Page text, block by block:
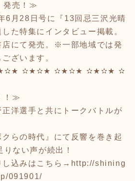
発売！≫
6月28日号に『13回忌三沢光晴
た特集にインタビュー掲載。
店にて発売。※一部地域では発
ざいます。
✫★✫★ ✫★✫★ ✫★✫★ ✫
！≫
洋選手と共にトークバトルが
らの時代』にて反響を巻き起
ない声が続出！
し込みはこちら→ http://shining
091901/